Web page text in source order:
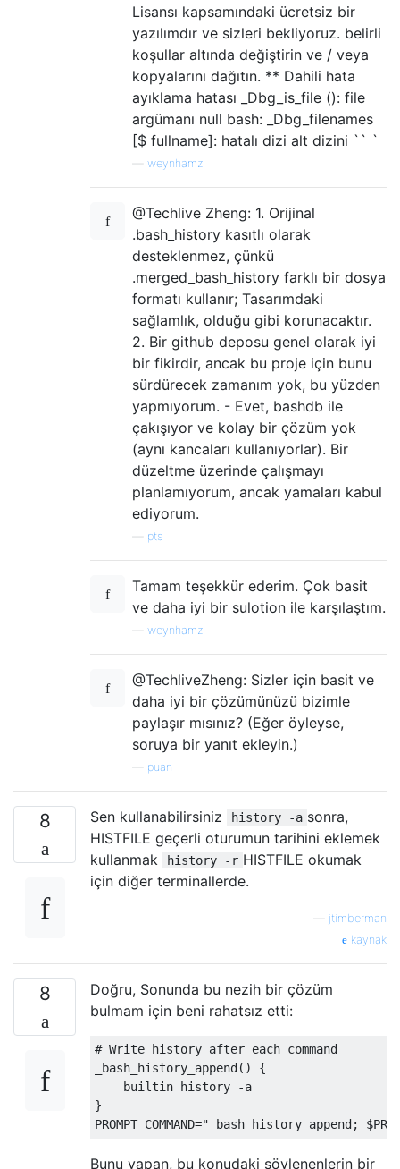
Lisansı kapsamındaki ücretsiz bir
yazılımdır ve sizleri bekliyoruz. belirli
koşullar altında değiştirin ve / veya
kopyalarını dağıtın. ** Dahili hata
ayıklama hatası _Dbg_is_file (): file
argümanı null bash: _Dbg_filenames
[$ fullname]: hatalı dizi alt dizini `` `
weynhamz
@Techlive Zheng: 1. Orijinal
.bash_history kasıtlı olarak
desteklenmez, çünkü
.merged_bash_history farklı bir dosya
formatı kullanır; Tasarımdaki
sağlamlık, olduğu gibi korunacaktır.
2. Bir github deposu genel olarak iyi
bir fikirdir, ancak bu proje için bunu
sürdürecek zamanım yok, bu yüzden
yapmıyorum. - Evet, bashdb ile
çakışıyor ve kolay bir çözüm yok
(aynı kancaları kullanıyorlar). Bir
düzeltme üzerinde çalışmayı
planlamıyorum, ancak yamaları kabul
ediyorum.
pts
Tamam teşekkür ederim. Çok basit
ve daha iyi bir sulotion ile karşılaştım.
weynhamz
@TechliveZheng: Sizler için basit ve
daha iyi bir çözümünüzü bizimle
paylaşır mısınız? (Eğer öyleyse,
soruya bir yanıt ekleyin.)
puan
8 Sen kullanabilirsiniz history -a sonra,
HISTFILE geçerli oturumun tarihini eklemek
kullanmak
history -r HISTFILE okumak
için diğer terminallerde.
jtimberman
kaynak
8
Doğru, Sonunda bu nezih bir çözüm
bulmam için beni rahatsız etti:
# Write history after each command
_bash_history_append()
{
    builtin history
-
}
PROMPT_COMMAND="_bash_history_append;
Bunu yapan, bu konudaki söylenenlerin bir